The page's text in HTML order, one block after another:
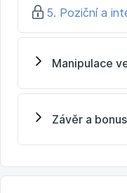
5. Poziční a
Manipulace
Závěr a bonus